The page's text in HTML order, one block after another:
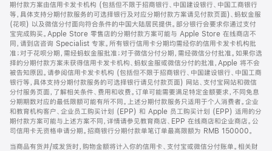
期付款方案由信用卡发卡机构 (包括但不限于招商银行、中国建设银行、中国工商银行
等，具体支持分期付款服务的可选择银行及对应分期付款方案请见付款页面)、蚂蚁金服
(花呗) 以及微信分付面向符合条件的中国大陆居民提供。部分银行会要求你通过支付
宝完成购买。Apple Store 零售店的分期付款方案可能与 Apple Store 在线商店不
同，请到店咨询 Specialist 专家。所有银行信用卡分期均需经你的信用卡发卡机构批
准；对于花呗分期，需经蚂蚁金服批准；对于微信分付分期，需经微信分付批准。如果你选
择的分期付款方案未获得信用卡发卡机构、蚂蚁金服或微信分付的批准，Apple 将不会
被告知原因。请参阅信用卡发卡机构 (包括但不限于招商银行、中国建设银行、中国工商
银行等，具体支持分期付款服务的可选择银行请见付款页面) 网站、支付宝网站和微信
分付服务页面，了解相关条件、费用和收费。订单可能需要满足特定金额要求，不同免息
分期期数对应的最低限额可能有所不同。上述分期付款服务只适用于个人消费者。企业
和教育机构客户、企业员工购买计划 (EPP) 和 Apple 员工购买计划 (EPP) 适用的分
期付款方案可能与上述方案不同，详情请参见教育商店、EPP 在线商店和企业商店。公
司信用卡无资格申请分期。招商银行分期付款单笔订单最高限额为 RMB 150000。
当商品有货并/或发货时，购物金额将计入你的信用卡、支付宝或微信分付账单。相关财